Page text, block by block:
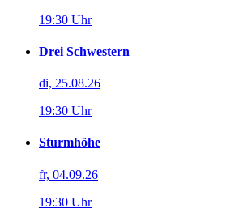
19:30 Uhr
Drei Schwestern
di, 25.08.26
19:30 Uhr
Sturmhöhe
fr, 04.09.26
19:30 Uhr